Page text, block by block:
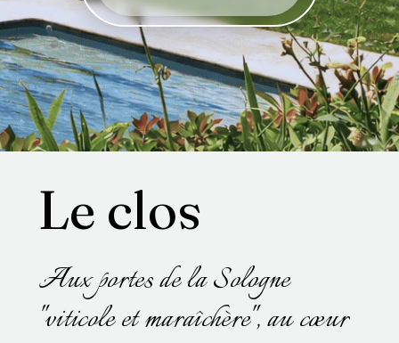
Le clos
Aux portes de la Sologne
"viticole et maraîchère",au cœur